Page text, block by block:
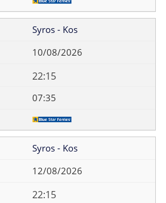
Syros - Kos
10/08/2026
22:15
07:35
Syros - Kos
12/08/2026
22:15